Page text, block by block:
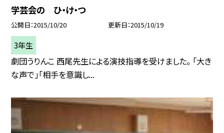
学芸会の ひ・け・つ
公開日 2015/10/20 更新日 2015/10/19
3年生
劇団うりんこ 西尾先生による演技指導を受けました。 「大き
な声で」「相手を意識し...